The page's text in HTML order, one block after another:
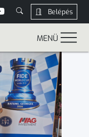
Belépés
MENÜ